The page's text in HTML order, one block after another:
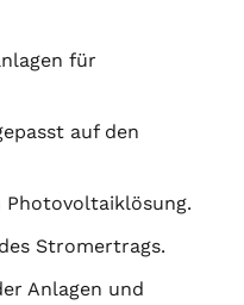
für
auf den
Photovoltaiklösung.
Stromertrags.
Anlagen und